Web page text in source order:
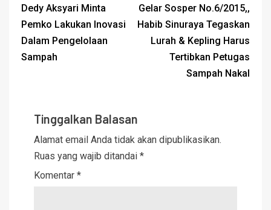
Dedy Aksyari Minta
Pemko Lakukan Inovasi
Dalam Pengelolaan
Sampah
Gelar Sosper No.6/2015,,
Habib Sinuraya Tegaskan
Lurah & Kepling Harus
Tertibkan Petugas
Sampah Nakal
Tinggalkan Balasan
Alamat email Anda tidak akan dipublikasikan.
Ruas yang wajib ditandai *
Komentar *